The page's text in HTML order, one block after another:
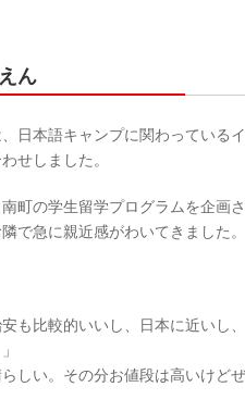
ん
日本語キャンプに関わっている
せしました。
南町の学生留学プログラムを企画
で急に親近感がわいてきました。
安も比較的いいし、日本に近い
らしい。その分お値段は高いけど